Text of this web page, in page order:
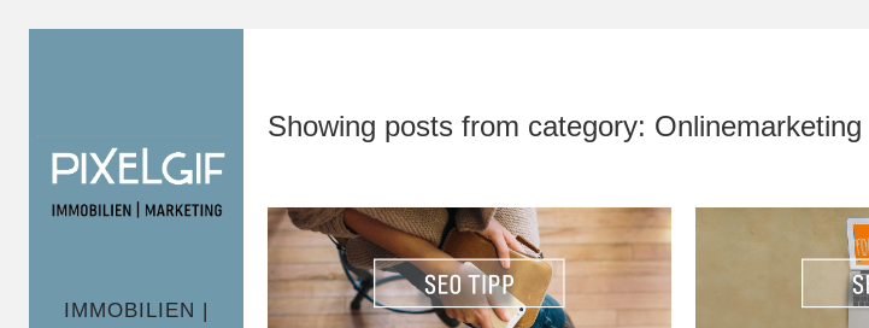
IMMOBILIEN |
Showing posts from category: Onlinemarketing